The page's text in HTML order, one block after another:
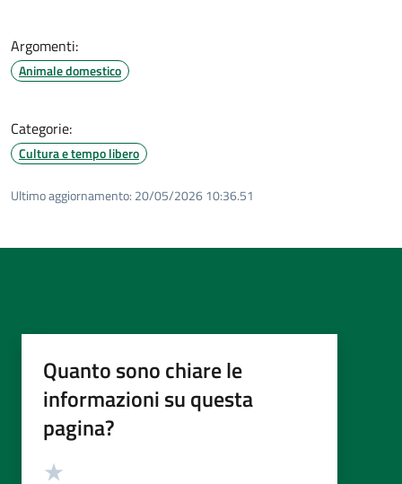
Argomenti:
Animale domestico
Categorie:
Cultura e tempo libero
Ultimo aggiornamento: 20/05/2026 10:36.51
Quanto sono chiare le
informazioni su questa
pagina?
Valutazione